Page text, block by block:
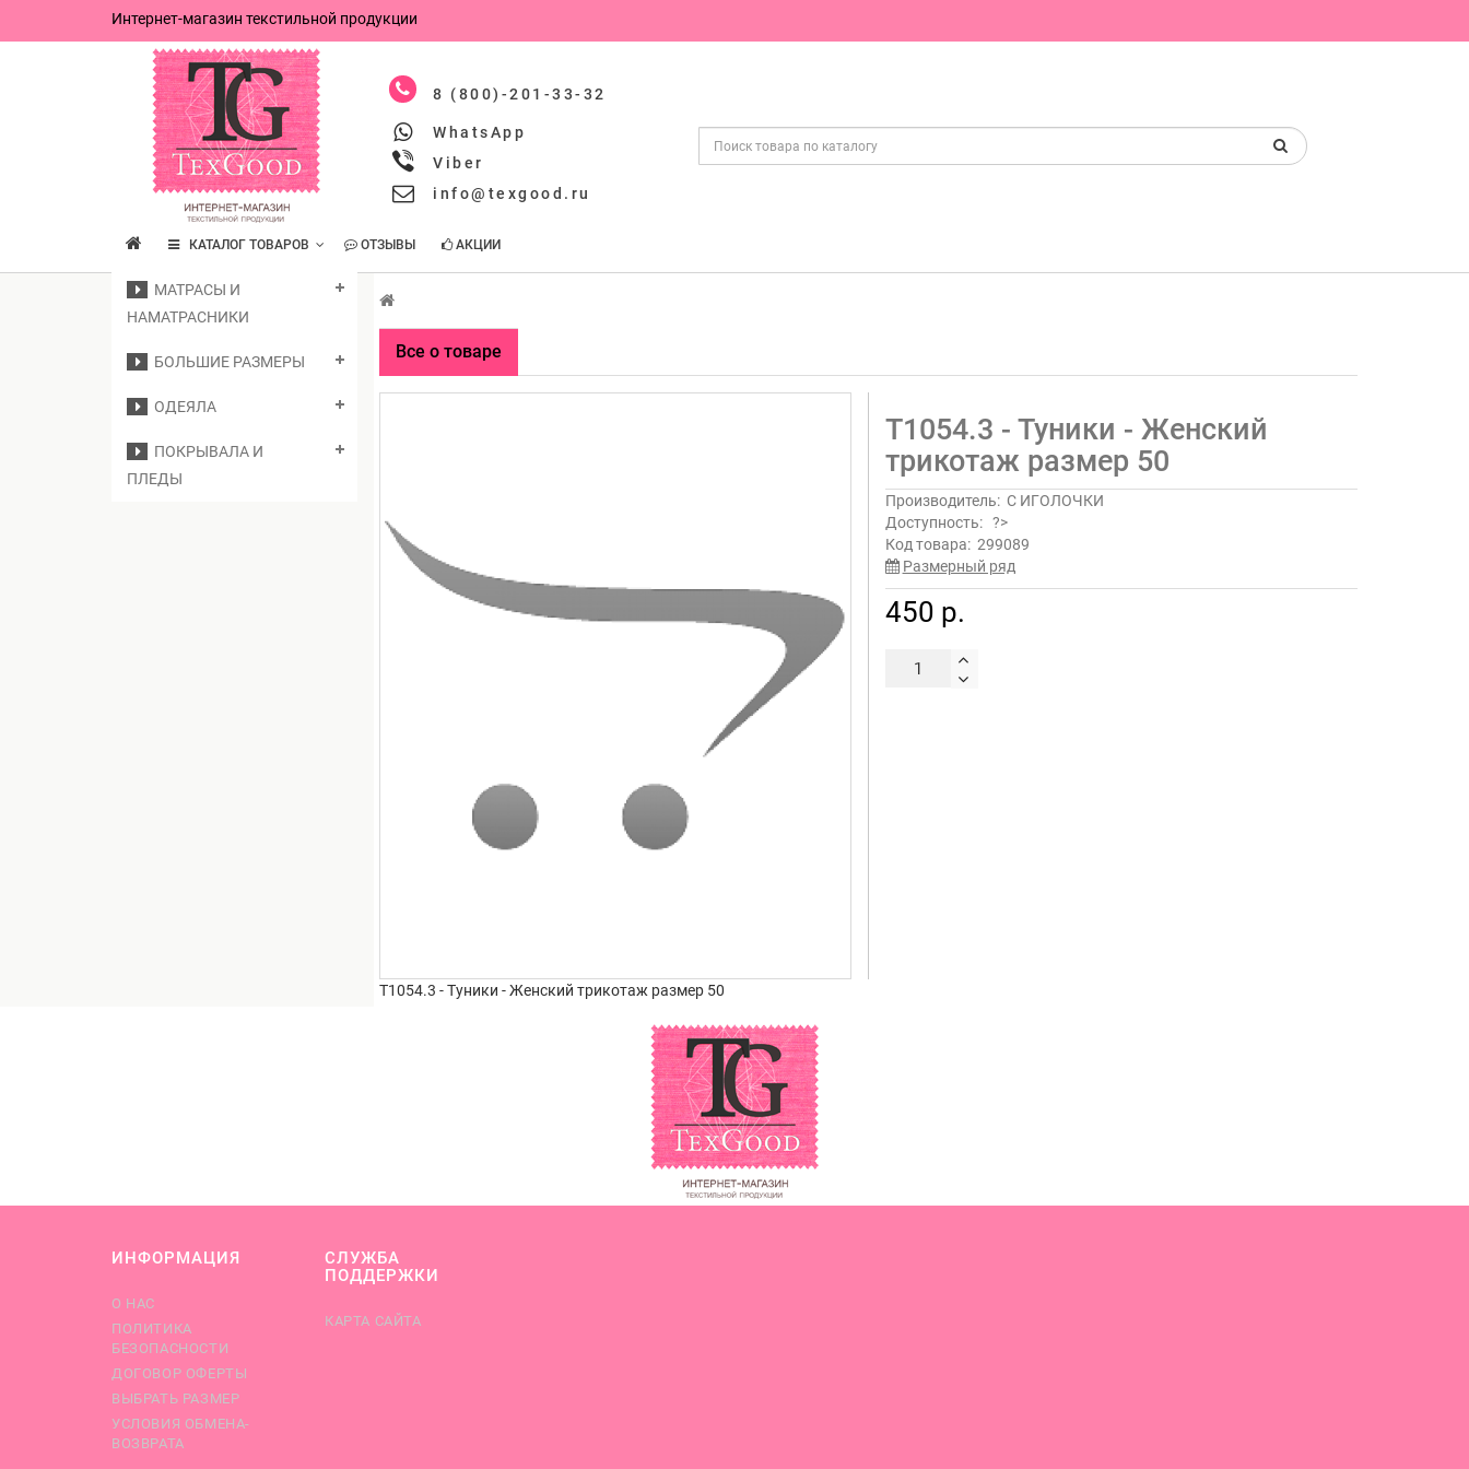
Интернет-магазин текстильной продукции
8 (800)-201-33-32
WhatsApp
Viber
info@texgood.ru
КАТАЛОГ ТОВАРОВ ОТЗЫВЫ АКЦИИ
МАТРАСЫ И
НАМАТРАСНИКИ
БОЛЬШИЕ РАЗМЕРЫ
ОДЕЯЛА
ПОКРЫВАЛА И
ПЛЕДЫ
Все о товаре
Т1054.3 - Туники - Женский
трикотаж размер 50
Производитель: С ИГОЛОЧКИ
Доступность: ?>
Код товара: 299089
Размерный ряд
450 р.
Т1054.3 - Туники - Женский трикотаж размер 50
ИНФОРМАЦИЯ
О НАС
ПОЛИТИКА
БЕЗОПАСНОСТИ
ДОГОВОР ОФЕРТЫ
ВЫБРАТЬ РАЗМЕР
УСЛОВИЯ ОБМЕНА-
ВОЗВРАТА
СЛУЖБА
ПОДДЕРЖКИ
КАРТА САЙТА